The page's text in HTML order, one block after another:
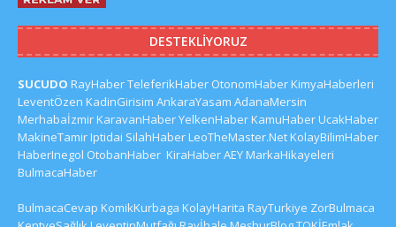
DESTEKLIYORUZ
SUCUDO RayHaberTeleferikHaber OtonomHaberKimyaHaberleri
LeventÖzen KadinGirisim AnkaraYasam AdanaMersin
MerhabaİzmirKaravanHaberYelkenHaberKamuHaberUcakHaber
MakineTamirIptidai SilahHaberLeoTheMaster.NetKolayBilimHaber
HaberInegol OtobanHaber KiraHaberAEYMarkaHikayeleri
BulmacaHaber
BulmacaCevap KomikKurbaga KolayHarita RayTurkiye ZorBulmaca